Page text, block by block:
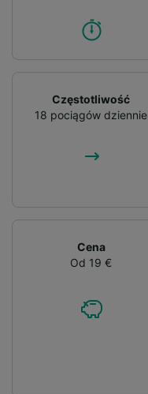
Częstotliwość
18 pociągów dziennie
Cena
Od 19 €